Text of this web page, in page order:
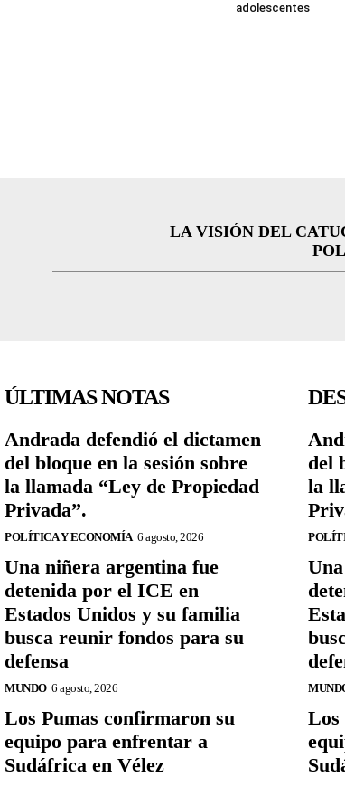
adolescentes
LA VISIÓN DEL
ÚLTIMAS NOTAS
Andrada defendió el dictamen
del bloque en la sesión sobre
la llamada “Ley de Propiedad
Privada”.
POLÍTICA Y ECONOMÍA 6 agosto, 2026
Una niñera argentina fue
detenida por el ICE en
Estados Unidos y su familia
busca reunir fondos para su
defensa
MUNDO 6 agosto, 2026
Los Pumas confirmaron su
equipo para enfrentar a
Sudáfrica en Vélez
del
la
Los